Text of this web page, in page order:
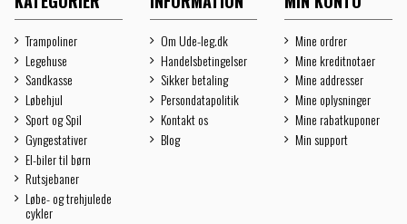
Trampoliner
Legehuse
Sandkasse
Løbehjul
Sport og Spil
Gyngestativer
El-biler til børn
Rutsjebaner
Løbe- og trehjulede
cykler
Om Ude-leg.dk
Handelsbetingelser
Sikker betaling
Persondatapolitik
Kontakt os
Blog
Mine ordrer
Mine kreditnotaer
Mine addresser
Mine oplysninger
Mine rabatkuponer
Min support